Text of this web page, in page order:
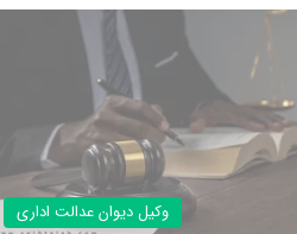
وکیل دیوان عدالت اداری